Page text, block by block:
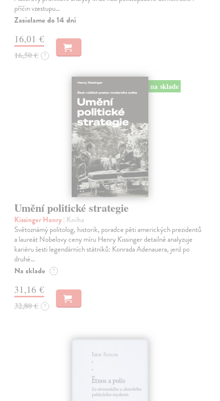
příčin vzestupu…
Zasielame do 14 dní
16,01 €
16,50 € ?
na sklade
Umění politické strategie
Kissinger Henry| Kniha
Světoznámý politolog, historik, poradce pěti amerických prezidentů
a laureát Nobelovy ceny míru Henry Kissinger detailně analyzuje
kariéru šesti legendárních státníků: Konrada Adenauera, jenž po
druhé…
Na sklade ?
31,16 €
32,80 € ?